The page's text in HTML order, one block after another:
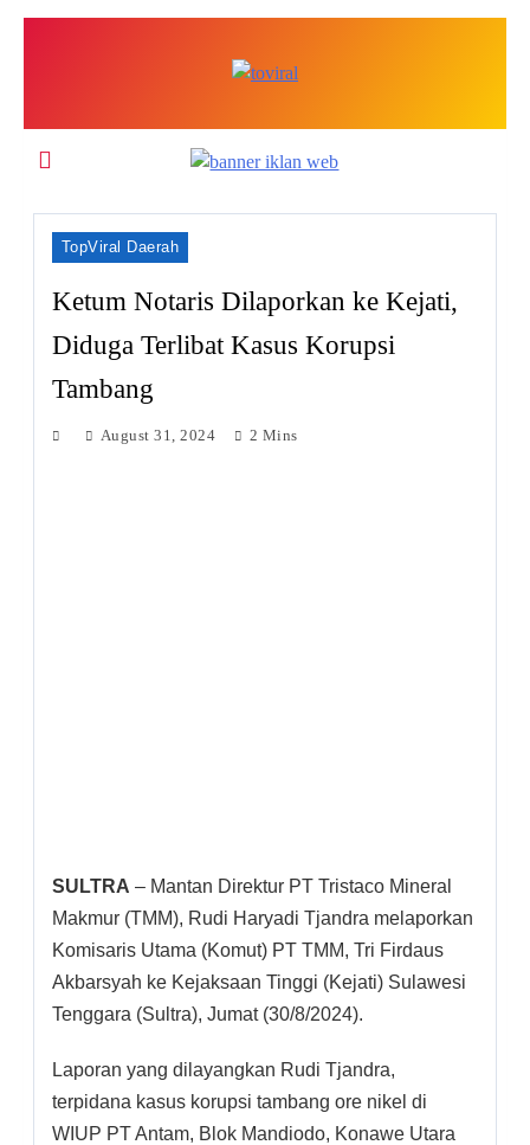
TopViral Daerah
Ketum Notaris Dilaporkan ke Kejati,
Diduga Terlibat Kasus Korupsi
Tambang
August 31, 2024 2 Mins
SULTRA – Mantan Direktur PT Tristaco Mineral
Makmur (TMM), Rudi Haryadi Tjandra melaporkan
Komisaris Utama (Komut) PT TMM, Tri Firdaus
Akbarsyah ke Kejaksaan Tinggi (Kejati) Sulawesi
Tenggara (Sultra), Jumat (30/8/2024).
Laporan yang dilayangkan Rudi Tjandra,
terpidana kasus korupsi tambang ore nikel di
WIUP PT Antam, Blok Mandiodo, Konawe Utara